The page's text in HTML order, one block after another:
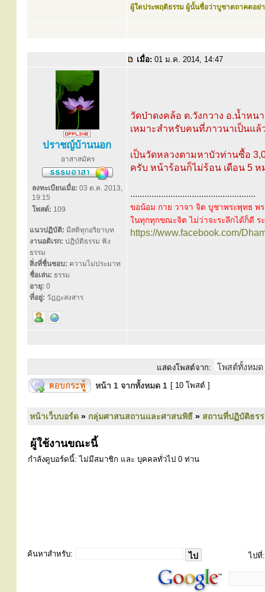
ผู้ใดประพฤติธรรม ผู้นั้นชื่อว่าบูชาตถาคตอย่า
เมื่อ: 01 ม.ค. 2014, 14:47
ปราชญ์บ้านนอก
อาสาสมัคร
ลงทะเบียนเมื่อ: 03 ต.ค. 2013,
19:15
โพสต์: 109
แนวปฏิบัติ: มีสติทุกอริยาบท
งานอดิเรก: ปฎิบัติธรรม ฟัง
ธรรม
สิ่งที่ชื่นชอบ: ความไม่ประมาท
ชื่อเล่น: ธรรม
อายุ: 0
ที่อยู่: วัฎฎะสงสาร
วัดป่าดงคล้อ ต.วังกวาง อ.น้ำหน
เหมาะสำหรับคนที่ภาวนาเป็นแล้
เป็นวัดหลวงตามหาบัวท่านซื้อ
ครับ หน้าร้อนก็ไม่ร้อน เดือน 5 ห
.....................................................
ขอน้อม กาย วาจา จิต บูชาพระพุทธ พ
ในทุกทุกขณะจิต ไม่ว่าจะระลึกได้ก็ดี
https://www.facebook.com/
แสดงโพสต์จาก:
หน้า 1 จากทั้งหมด 1 [ 10 โพสต์ ]
หน้าเว็บบอร์ด » กลุ่มศาสนสถานและศาสนพิธี » สถานที่ปฏิบัติธร
ผู้ใช้งานขณะนี้
กำลังดูบอร์ดนี้: ไม่มีสมาชิก และ บุคคลทั่วไป 0 ท่าน
ค้นหาสำหรับ: ไปที่: